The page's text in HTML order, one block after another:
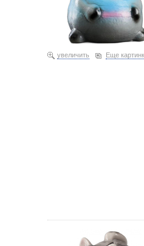
увеличить Еще